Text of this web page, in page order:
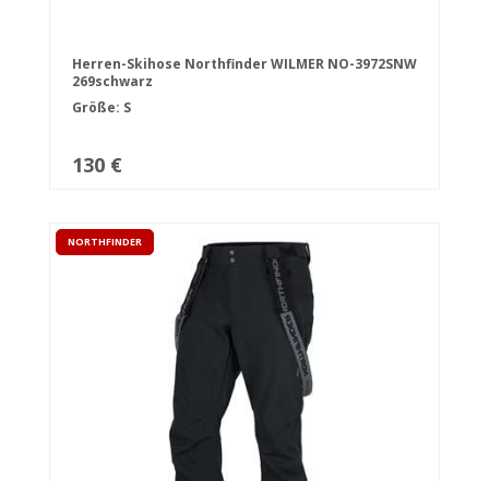
Herren-Skihose Northfinder WILMER NO-3972SNW
269schwarz
Größe: S
130 €
NORTHFINDER